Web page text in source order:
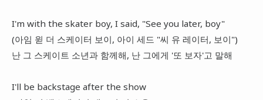
I'm with the skater boy, I said, "See you later, boy"
(아임 윋 더 스케이터 보이, 아이 세드 "씨 유 레이터, 보이")
난 그 스케이트 소년과 함께해, 난 그에게 '또 보자'고 말해
I'll be backstage after the show